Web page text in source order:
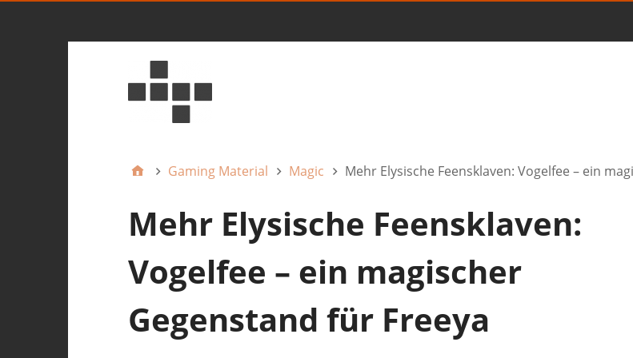
Gaming Material Magic Mehr Elysische Feensklaven: Vogelfee – ein
Mehr Elysische Feensklaven:
Vogelfee – ein magischer
Gegenstand für Freeya